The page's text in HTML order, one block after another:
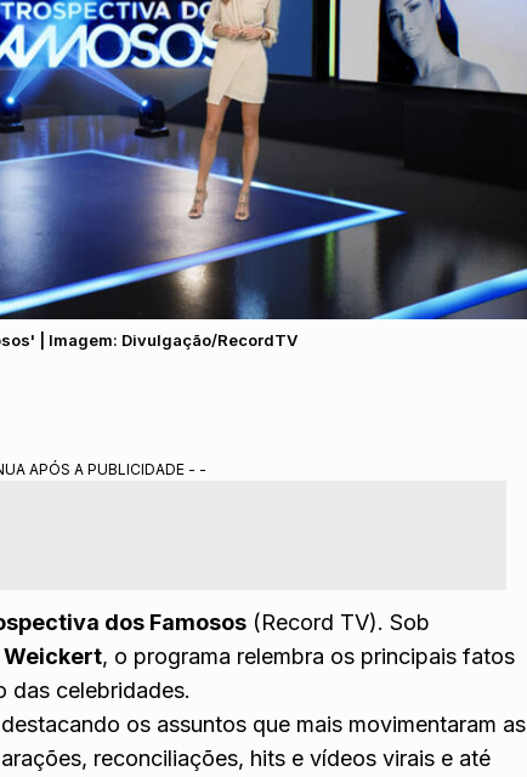
| Imagem: Divulgação/RecordTV
APÓS A PUBLICIDADE - -
dos Famosos (Record TV). Sob
, o programa relembra os principais fatos
das celebridades.
os assuntos que mais movimentaram as
reconciliações, hits e vídeos virais e até